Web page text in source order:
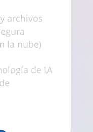
archivos
la nube)
de IA